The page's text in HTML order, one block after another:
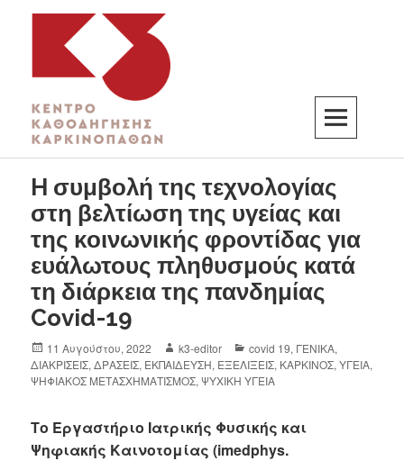
K3
ΚΕΝΤΡΟ ΚΑΘΟΔΗΓΗΣΗΣ ΚΑΡΚΙΝΟΠΑΘΩΝ
H συμβολή της τεχνολογίας
στη βελτίωση της υγείας και
της κοινωνικής φροντίδας για
ευάλωτους πληθυσμούς κατά
τη διάρκεια της πανδημίας
Covid-19
11 Αυγούστου, 2022 k3-editor covid 19, ΓΕΝΙΚΑ,
ΔΙΑΚΡΙΣΕΙΣ,ΔΡΑΣΕΙΣ, ΕΚΠΑΙΔΕΥΣΗ, ΕΞΕΛΙΞΕΙΣ, ΚΑΡΚΙΝΟΣ,ΥΓΕΙΑ,
ΨΗΦΙΑΚΟΣ ΜΕΤΑΣΧΗΜΑΤΙΣΜΟΣ,ΨΥΧΙΚΗ ΥΓΕΙΑ
Tο Εργαστήριο Ιατρικής Φυσικής και
Ψηφιακής Καινοτομίας (imedphys.